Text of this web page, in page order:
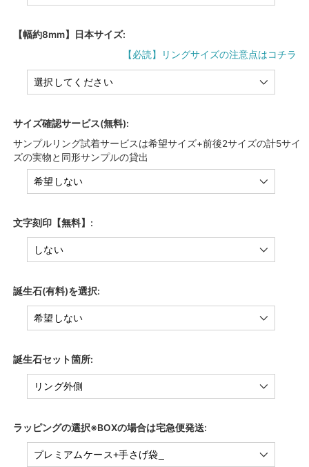
【幅約8mm】日本サイズ:
【必読】リングサイズの注意点はコチラ
サイズ確認サービス(無料):
サンプルリング試着サービスは希望サイズ+前後2サイズの計5サイ
ズの実物と同形サンプルの貸出
文字刻印【無料】:
誕生石(有料)を選択:
誕生石セット箇所:
ラッピングの選択※BOXの場合は宅急便発送: